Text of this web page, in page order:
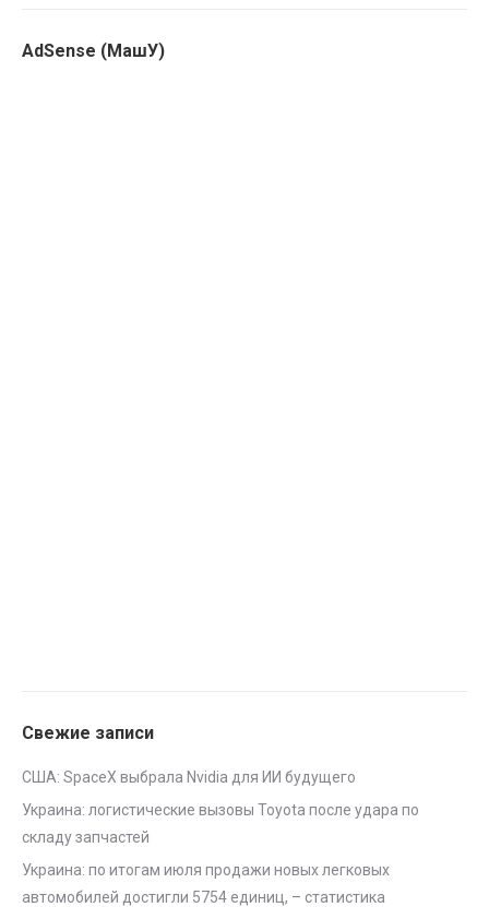
AdSense (МашУ)
Свежие записи
США: SpaceX выбрала Nvidia для ИИ будущего
Украина: логистические вызовы Toyota после удара по
складу запчастей
Украина: по итогам июля продажи новых легковых
автомобилей достигли 5754 единиц, – статистика